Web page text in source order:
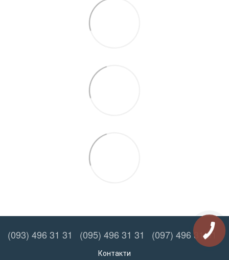
(093) 496 31 31 (095) 496 31 31 (097) 496 31 31
Контакти